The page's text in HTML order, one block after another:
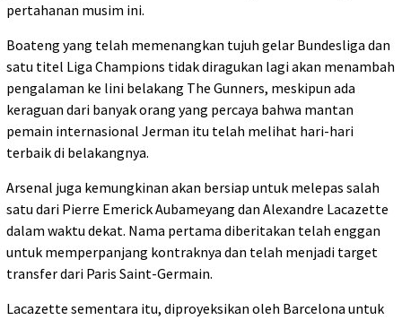
pertahanan musim ini.
Boateng yang telah memenangkan tujuh gelar Bundesliga dan
satu titel Liga Champions tidak diragukan lagi akan menambah
pengalaman ke lini belakang The Gunners, meskipun ada
keraguan dari banyak orang yang percaya bahwa mantan
pemain internasional Jerman itu telah melihat hari-hari
terbaik di belakangnya.
Arsenal juga kemungkinan akan bersiap untuk melepas salah
satu dari Pierre Emerick Aubameyang dan Alexandre Lacazette
dalam waktu dekat. Nama pertama diberitakan telah enggan
untuk memperpanjang kontraknya dan telah menjadi target
transfer dari Paris Saint-Germain.
Lacazette sementara itu, diproyeksikan oleh Barcelona untuk